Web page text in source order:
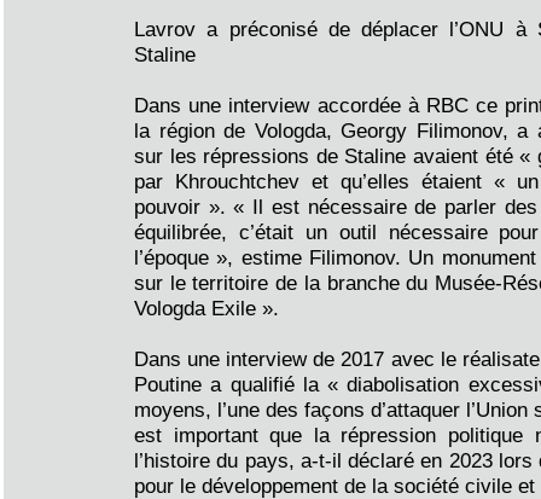
Lavrov a préconisé de déplacer l’ONU
Staline
Dans une interview accordée à RBC ce
la région de Vologda, Georgy Filimonov, a
sur les répressions de Staline avaient été «
par Khrouchtchev et qu’elles étaient «
pouvoir ». « Il est nécessaire de parler
équilibrée, c’était un outil nécessaire
l’époque », estime Filimonov. Un
sur le territoire de la branche du Musée-
Vologda Exile ».
Dans une interview de 2017 avec le
Poutine a qualifié la « diabolisation
moyens, l’une des façons d’attaquer
est important que la répression politique
l’histoire du pays, a-t-il déclaré en 2023 lors
pour le développement de la société civile et